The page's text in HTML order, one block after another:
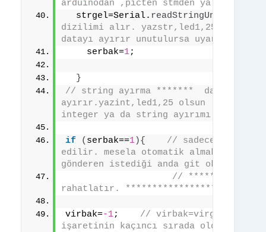
arduinodan ,picten stmden ya da PC
  strgel=Serial.
readStringUntil
dizilimi alır. yazstr,led1,25 gibi. ","
datayı ayırır unutulursa uyarır.
    serbak=
1;
}
// string ayırma *******  data ismi
ayırır.yazint,led1,25 olsun
integer ya da string ayırımı vardır.
if ( serbak==1){
// sadece seri
edilir. mesela otomatik almak için
gönderen istediği anda git oku desin.
//
rahatlatır. *******************
virbak=-1; // virbak=virgül bak
işaretinin kaçıncı sırada olduğuna